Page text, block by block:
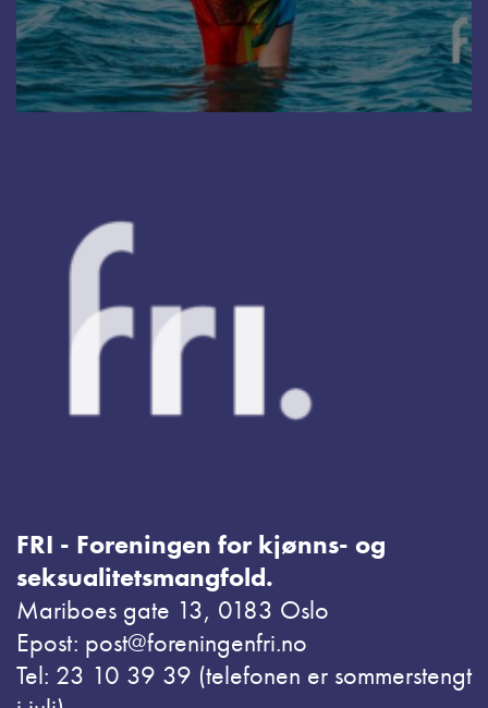
FRI - Foreningen for kjønns- og
seksualitetsmangfold.
Mariboes gate 13, 0183 Oslo
Epost: post@foreningenfri.no
Tel: 23 10 39 39 (telefonen er sommerstengt